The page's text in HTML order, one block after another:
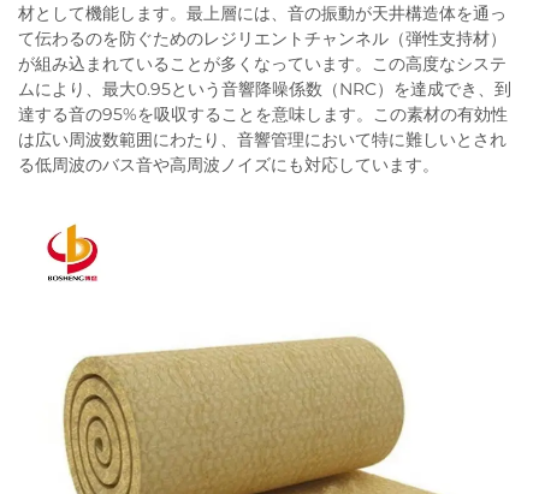
材として機能します。最上層には、音の振動が天井構造体を通っ
て伝わるのを防ぐためのレジリエントチャンネル（弾性支持材）
が組み込まれていることが多くなっています。この高度なシステ
ムにより、最大0.95という音響降噪係数（NRC）を達成でき、到
達する音の95%を吸収することを意味します。この素材の有効性
は広い周波数範囲にわたり、音響管理において特に難しいとされ
る低周波のバス音や高周波ノイズにも対応しています。